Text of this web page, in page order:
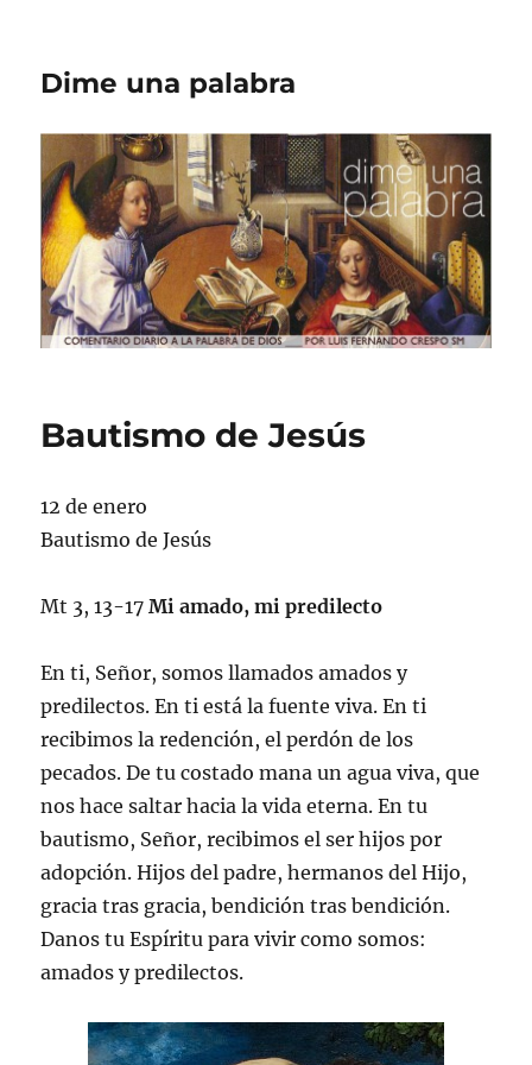
Dime una palabra
Bautismo de Jesús
12 de enero
Bautismo de Jesús
Mt 3, 13-17Mi amado, mi predilecto
En ti, Señor, somos llamados amados y
predilectos. En ti está la fuente viva. En ti
recibimos la redención, el perdón de los
pecados. De tu costado mana un agua viva, que
nos hace saltar hacia la vida eterna. En tu
bautismo, Señor, recibimos el ser hijos por
adopción. Hijos del padre, hermanos del Hijo,
gracia tras gracia, bendición tras bendición.
Danos tu Espíritu para vivir como somos:
amados y predilectos.